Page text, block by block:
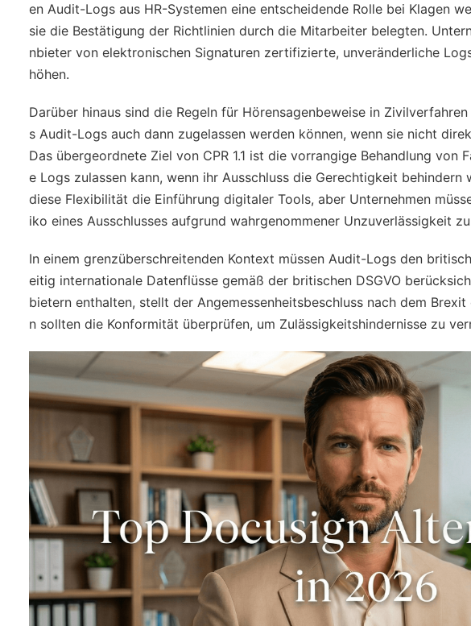
en Audit-Logs aus HR-Systemen eine entscheidende Rolle bei Klagen
sie die Bestätigung der Richtlinien durch die Mitarbeiter belegten.
nbieter von elektronischen Signaturen zertifizierte, unveränderliche
höhen.
Darüber hinaus sind die Regeln für Hörensagenbeweise in
s Audit-Logs auch dann zugelassen werden können, wenn sie nicht
Das übergeordnete Ziel von CPR 1.1 ist die vorrangige Behandlung von
e Logs zulassen kann, wenn ihr Ausschluss die Gerechtigkeit
diese Flexibilität die Einführung digitaler Tools, aber Unternehmen
iko eines Ausschlusses aufgrund wahrgenommener Unzuverlässigkeit
In einem grenzüberschreitenden Kontext müssen Audit-Logs den
eitig internationale Datenflüsse gemäß der britischen DSGVO
bietern enthalten, stellt der Angemessenheitsbeschluss nach dem
n sollten die Konformität überprüfen, um Zulässigkeitshindernisse zu